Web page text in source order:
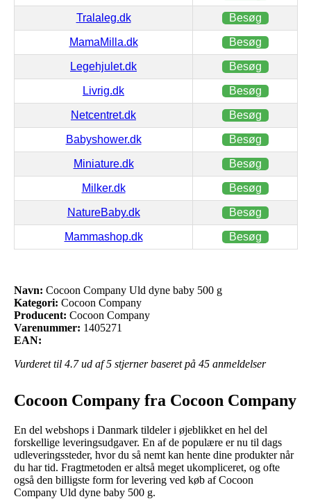
Tralaleg.dk Besøg
MamaMilla.dk Besøg
Legehjulet.dk Besøg
Livrig.dk Besøg
Netcentret.dk Besøg
Babyshower.dk Besøg
Miniature.dk Besøg
Milker.dk Besøg
NatureBaby.dk Besøg
Mammashop.dk Besøg
Navn: Cocoon Company Uld dyne baby 500 g
Kategori: Cocoon Company
Producent: Cocoon Company
Varenummer: 1405271
EAN:
Vurderet til 4.7ud af 5 stjerner baseret på 45 anmeldelser
Cocoon Company fra Cocoon Company
En del webshops i Danmark tildeler i øjeblikket en hel del
forskellige leveringsudgaver. En af de populære er nu til dags
udleveringssteder, hvor du så nemt kan hente dine produkter når
du har tid. Fragtmetoden er altså meget ukompliceret, og ofte
også den billigste form for levering ved køb af Cocoon
Company Uld dyne baby 500 g.